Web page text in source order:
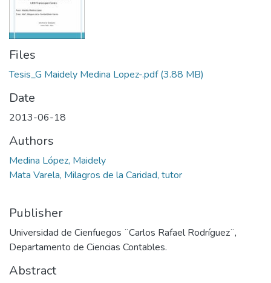
Files
Tesis_G Maidely Medina Lopez-.pdf(3.88 MB)
Date
2013-06-18
Authors
Medina López, Maidely
Mata Varela, Milagros de la Caridad, tutor
Publisher
Universidad de Cienfuegos ¨Carlos Rafael Rodríguez¨,
Departamento de Ciencias Contables.
Abstract